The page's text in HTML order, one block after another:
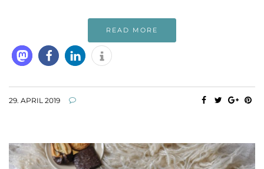
READ MORE
29. APRIL 2019